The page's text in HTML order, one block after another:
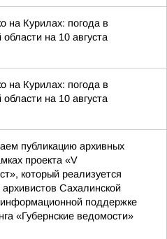
на Курилах: погода в
на 10 августа
на Курилах: погода в
на 10 августа
публикацию архивных
проекта «V
который реализуется
Сахалинской
поддержке
«Губернские ведомости»